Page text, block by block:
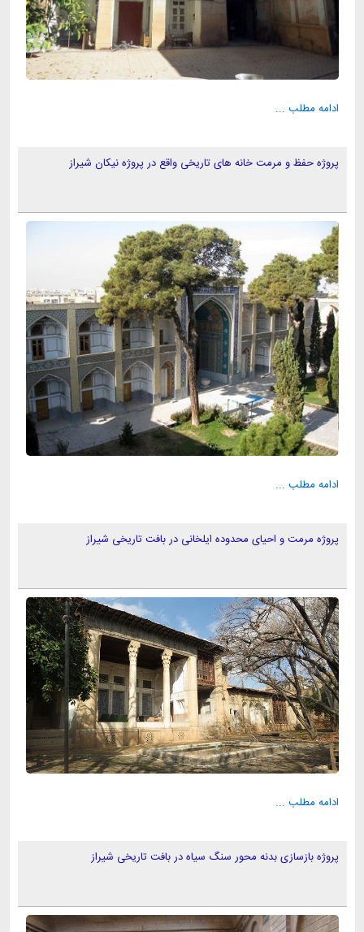
ادامه مطلب ...
پروژه حفظ و مرمت خانه های تاریخی واقع در پروژه نیکان شیراز
ادامه مطلب ...
پروژه مرمت و احیای محدوده ایلخانی در بافت تاریخی شیراز
ادامه مطلب ...
پروژه بازسازی بدنه محور سنگ سیاه در بافت تاریخی شیراز